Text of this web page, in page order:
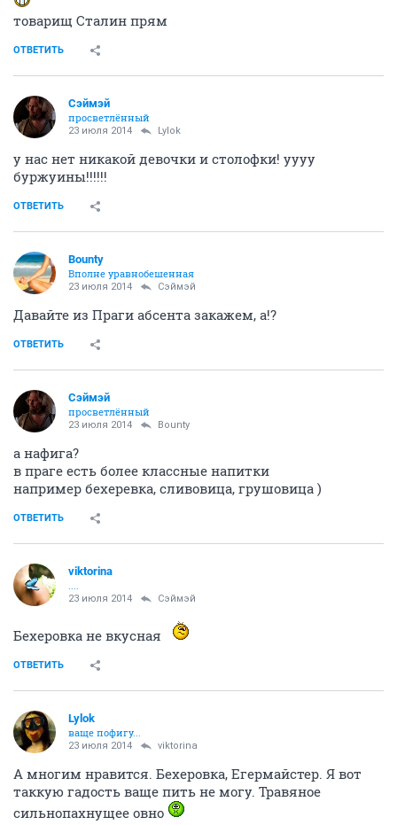
товарищ Сталин прям
ОТВЕТИТЬ
Сэймэй
просветлённый
23 июля 2014 Lylok
у нас нет никакой девочки и столофки! уууу
буржуины!!!!!!
ОТВЕТИТЬ
Bounty
Вполне уравнобешенная
23 июля 2014 Сэймэй
Давайте из Праги абсента закажем, а!?
ОТВЕТИТЬ
Сэймэй
просветлённый
23 июля 2014 Bounty
а нафига?
в праге есть более классные напитки
например бехеревка, сливовица, грушовица )
ОТВЕТИТЬ
viktorina
23 июля 2014 Сэймэй
Бехеровка не вкусная
ОТВЕТИТЬ
Lylok
ваще пофигу...
23 июля 2014 viktorina
А многим нравится. Бехеровка, Егермайстер. Я вот
таккую гадость ваще пить не могу. Травяное
сильнопахнущее овно